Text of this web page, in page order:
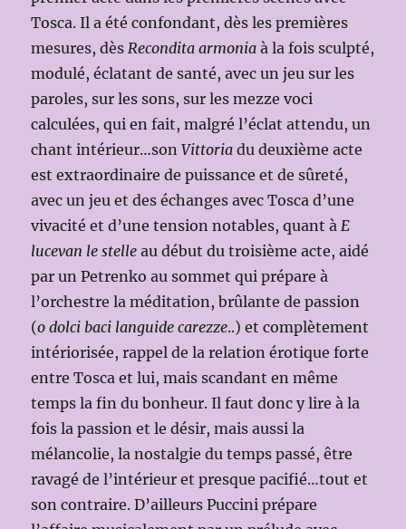
Tosca. Il a été confondant, dès les premières
mesures, dèsRecondita armonia à la fois sculpté,
modulé, éclatant de santé, avec un jeu sur les
paroles, sur les sons, sur les mezze voci
calculées, qui en fait, malgré l’éclat attendu, un
chant intérieur…sonVittoria du deuxième acte
est extraordinaire de puissance et de sûreté,
avec un jeu et des échanges avec Tosca d’une
vivacité et d’une tension notables, quant àE
lucevan le stelle au début du troisième acte, aidé
par un Petrenko au sommet qui prépare à
l’orchestre la méditation, brûlante de passion
(o dolci baci languide carezze..) et complètement
intériorisée, rappel de la relation érotique forte
entre Tosca et lui, mais scandant en même
temps la fin du bonheur. Il faut donc y lire à la
fois la passion et le désir, mais aussi la
mélancolie, la nostalgie du temps passé, être
ravagé de l’intérieur et presque pacifié…tout et
son contraire. D’ailleurs Puccini prépare